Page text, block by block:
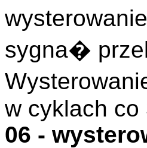
sygna�
w cyklach co
06 -